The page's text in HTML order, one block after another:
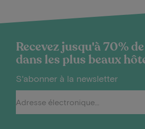
Recevez jusqu'à 70%
dans les plus beaux
S'abonner à la newsletter